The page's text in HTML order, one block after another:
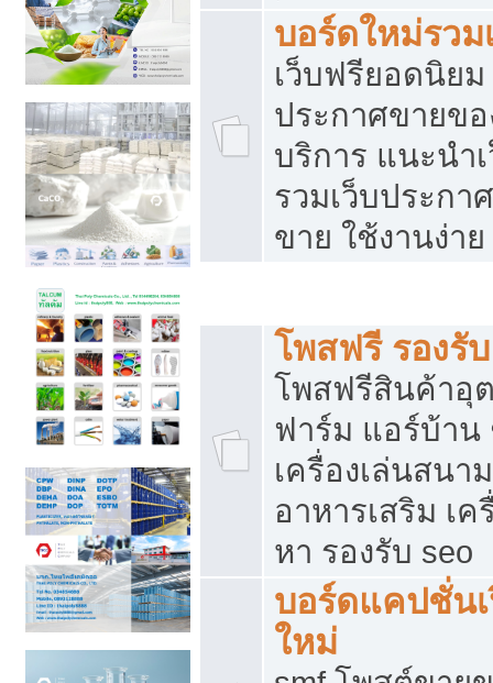
บอร์ดใหม่รว
เว็บฟรียอดนิย
ประกาศขายข
บริการ แนะนำ
รวมเว็บประกา
ขาย ใช้งานง่าย
โพสฟรี รองรั
โพสฟรีสินค้าอุ
ฟาร์ม แอร์บ้าน
เครื่องเล่นสนา
อาหารเสริม เ
หา รองรับ seo
บอร์ดแคปชั่น
ใหม่